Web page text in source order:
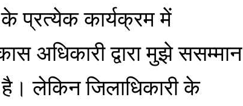
प्रत्येक कार्यक्रम में
अधिकारी द्वारा मुझे ससम्मान
लेकिन जिलाधिकारी के